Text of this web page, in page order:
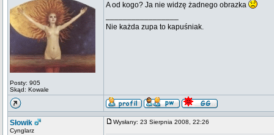
Posty: 905
Skąd: Kowale
A od kogo? Ja nie widzę żadnego obrazka
Nie każda zupa to kapuśniak.
Słowik
Cynglarz
Wysłany: 23 Sierpnia 2008, 22:26